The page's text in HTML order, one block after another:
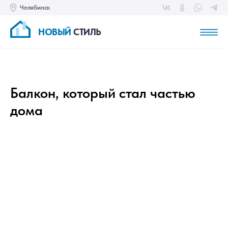
Челябинск
НОВЫЙ СТИЛЬ
Балкон, который стал частью
дома